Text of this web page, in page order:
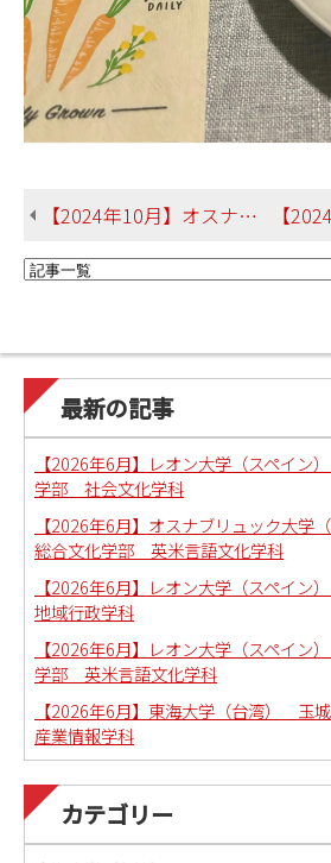
【2024年10月】オスナブリュク大学（ドイツ） 運天さん 総合文化学部 英米言語文化学科
最新の記事
【2026年6月】レオン大学（スペイ
学部 社会文化学科
【2026年6月】オスナブリュック大
総合文化学部 英米言語文化学科
【2026年6月】レオン大学（スペイ
地域行政学科
【2026年6月】レオン大学（スペイ
学部 英米言語文化学科
【2026年6月】東海大学（台湾）
産業情報学科
カテゴリー